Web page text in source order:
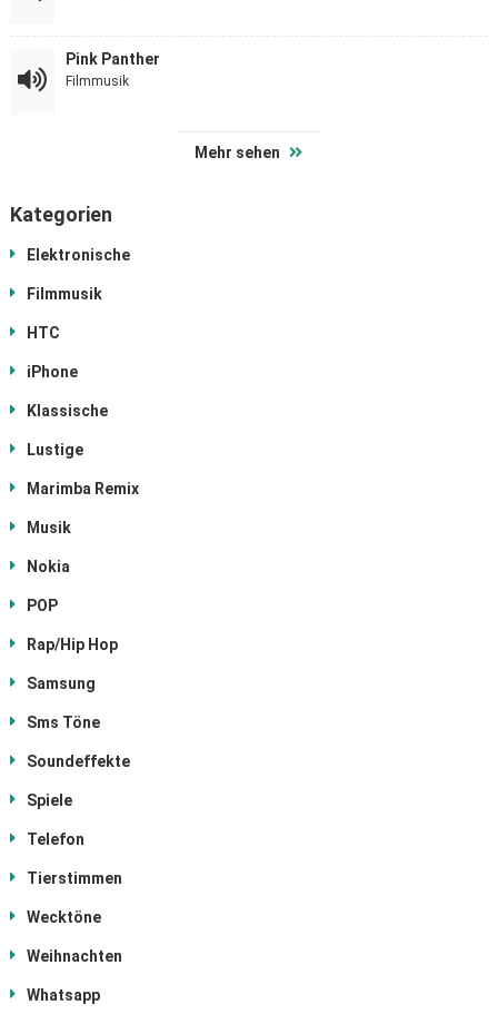
Pink Panther
Filmmusik
Mehr sehen
Kategorien
Elektronische
Filmmusik
HTC
iPhone
Klassische
Lustige
Marimba Remix
Musik
Nokia
POP
Rap/Hip Hop
Samsung
Sms Töne
Soundeffekte
Spiele
Telefon
Tierstimmen
Wecktöne
Weihnachten
Whatsapp